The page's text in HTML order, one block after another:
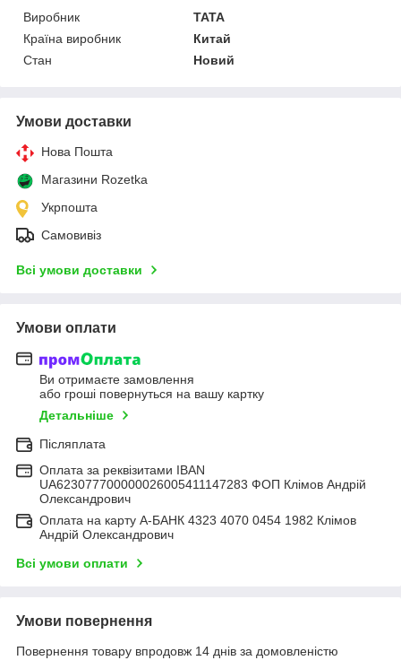
Виробник
TATA
Країна виробник
Китай
Стан
Новий
Умови доставки
Нова Пошта
Магазини Rozetka
Укрпошта
Самовивіз
Всі умови доставки
Умови оплати
Ви отримаєте замовлення
або гроші повернуться на вашу картку
Детальніше
Післяплата
Оплата за реквізитами IBAN
UA623077700000026005411147283 ФОП Клімов Андрій
Олександрович
Оплата на карту А-БАНК 4323 4070 0454 1982 Клімов
Андрій Олександрович
Всі умови оплати
Умови повернення
Повернення товару впродовж 14 днів за домовленістю